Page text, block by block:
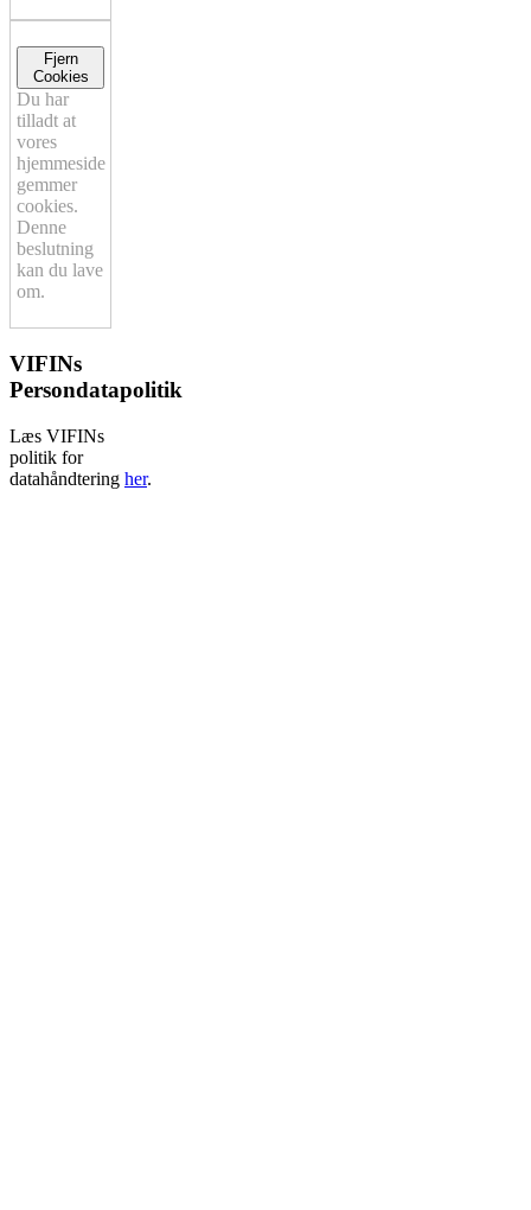
Fjern
Cookies
Du har
tilladt at
vores
hjemmeside
gemmer
cookies.
Denne
beslutning
kan du lave
om.
VIFINs
Persondatapolitik
Læs VIFINs
politik for
datahåndtering her.